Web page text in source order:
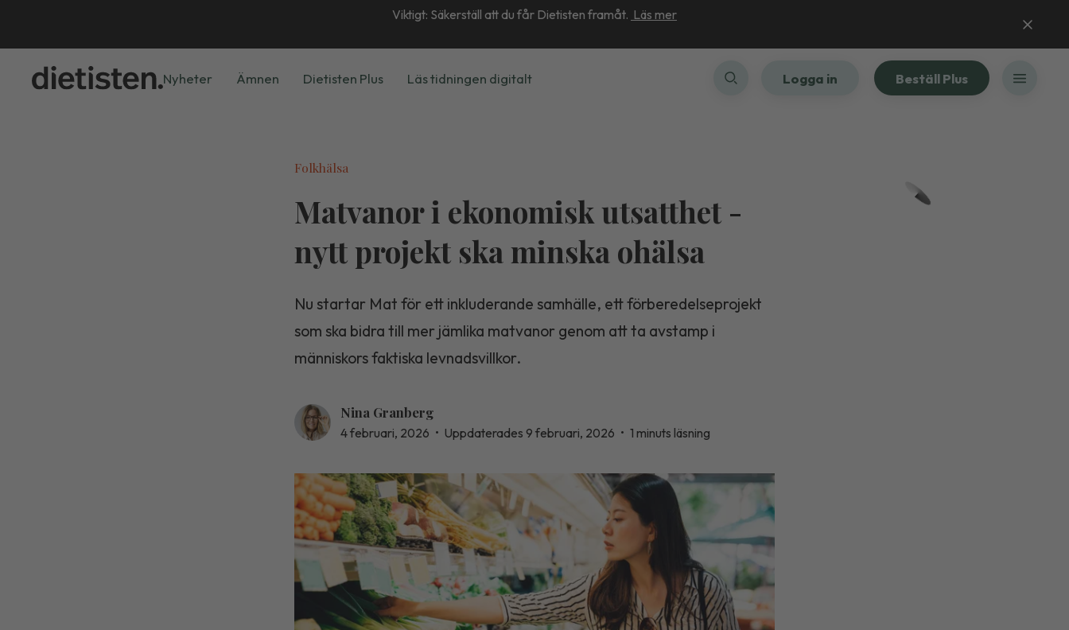
Viktigt: Säkerställ att du får Dietisten framåt. Läs mer
Nyheter Ämnen Dietisten Plus Läs tidningen digitalt Logga in Beställ Plus
Folkhälsa
Matvanor i ekonomisk utsatthet -
nytt projekt ska minska ohälsa
Nu startar Mat för ett inkluderande samhälle, ett förberedelseprojekt
som ska bidra till mer jämlika matvanor genom att ta avstamp i
människors faktiska levnadsvillkor.
Nina Granberg
4 februari, 2026 • Uppdaterades 9 februari, 2026 • 1 minuts läsning